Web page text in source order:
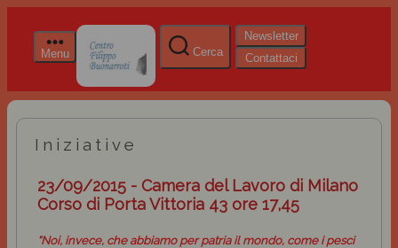
Menu Cerca
Newsletter
Contattaci
Iniziative
23/09/2015 - Camera del Lavoro di Milano
Corso di Porta Vittoria 43 ore 17,45
“Noi, invece, che abbiamo per patria il mondo, come i pesci